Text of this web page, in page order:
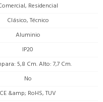
Residencial
Clásico, Técnico
Aluminio
IP20
5,8 Cm. Alto: 7,7 Cm.
No
CE &amp; RoHS, TUV